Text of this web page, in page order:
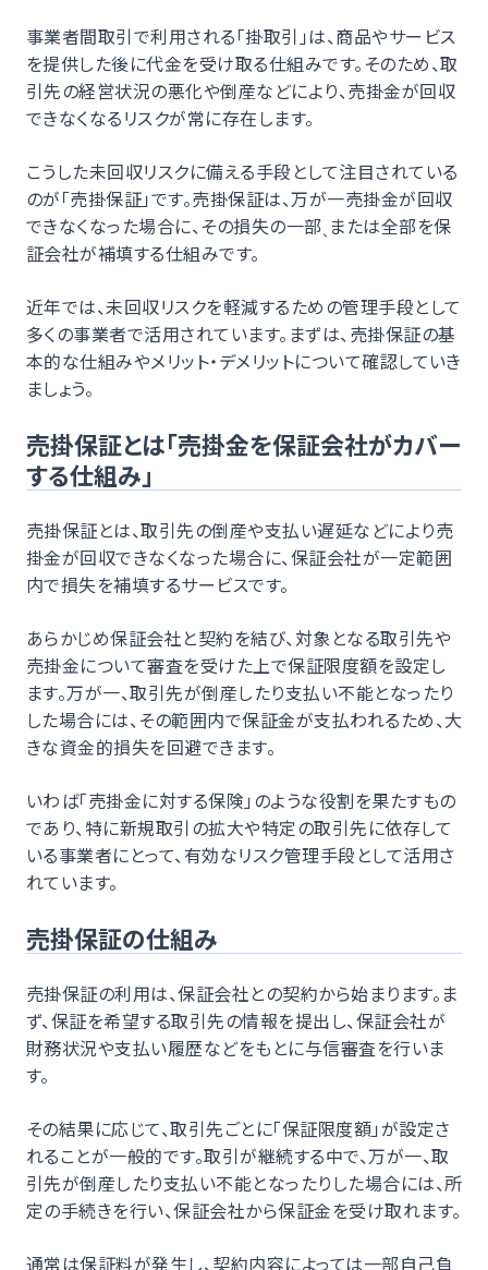
事業者間取引で利用される「掛取引」は、商品やサービス
を提供した後に代金を受け取る仕組みです。そのため、取
引先の経営状況の悪化や倒産などにより、売掛金が回収
できなくなるリスクが常に存在します。
こうした未回収リスクに備える手段として注目されている
のが「売掛保証」です。売掛保証は、万が一売掛金が回収
できなくなった場合に、その損失の一部、 または全部を保
証会社が補填する仕組みです。
近年では、未回収リスクを軽減するための管理手段として
多くの事業者で活用されています。まずは、売掛保証の基
本的な仕組みやメリット・デメリットについて確認していき
ましょう。
売掛保証とは「売掛金を保証会社がカバー
する仕組み」
売掛保証とは、取引先の倒産や支払い遅延などにより売
掛金が回収できなくなった場合に、保証会社が一定範囲
内で損失を補填するサービスです。
あらかじめ保証会社と契約を結び、対象となる取引先や
売掛金について審査を受けた上で保証限度額を設定し
ます。万が一、取引先が倒産したり支払い不能となったり
した場合には、その範囲内で保証金が支払われるため、大
きな資金的損失を回避できます。
いわば「売掛金に対する保険」のような役割を果たすもの
であり、特に新規取引の拡大や特定の取引先に依存して
いる事業者にとって、有効なリスク管理手段として活用さ
れています。
売掛保証の仕組み
売掛保証の利用は、保証会社との契約から始まります。ま
ず、保証を希望する取引先の情報を提出し、保証会社が
財務状況や支払い履歴などをもとに与信審査を行いま
す。
その結果に応じて、取引先ごとに「保証限度額」が設定さ
れることが一般的です。取引が継続する中で、万が一、取
引先が倒産したり支払い不能となったりした場合には、所
定の手続きを行い、保証会社から保証金を受け取れます。
通常は保証料が発生し、契約内容によっては一部自己負